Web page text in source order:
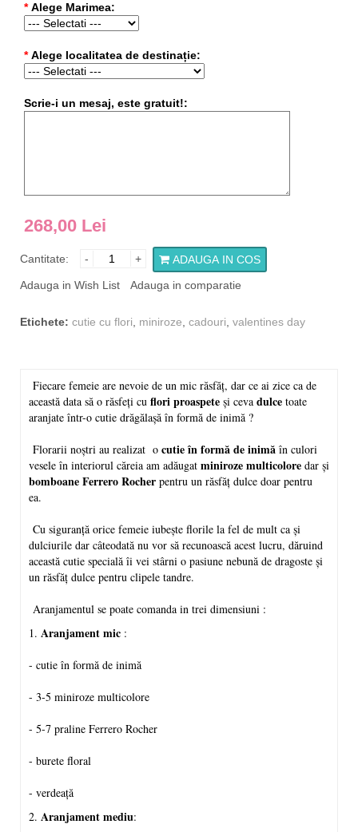
* Alege Marimea:
* Alege localitatea de destinație:
Scrie-i un mesaj, este gratuit!:
268,00 Lei
Cantitate: - +
ADAUGA IN COS
Adauga in Wish List
Adauga in comparatie
Etichete: cutie cu flori miniroze cadouri valentines day
Fiecare femeie are nevoie de un mic răsfăț, dar ce ai zice ca de
această data să o răsfeți cu flori proaspete și ceva dulce toate
aranjate într-o cutie drăgălașă în formă de inimă ?
Florarii noștri au realizat o cutie în formă de inimă în culori
vesele în interiorul căreia am adăugat miniroze multicolore dar și
bomboane Ferrero Rocher pentru un răsfăț dulce doar pentru
ea.
Cu siguranță orice femeie iubește florile la fel de mult ca și
dulciurile dar câteodată nu vor să recunoască acest lucru, dăruind
această cutie specială îi vei stârni o pasiune nebună de dragoste și
un răsfăț dulce pentru clipele tandre.
Aranjamentul se poate comanda in trei dimensiuni :
1. Aranjament mic :
- cutie în formă de inimă
- 3-5 miniroze multicolore
- 5-7 praline Ferrero Rocher
- burete floral
- verdeață
2. Aranjament mediu: